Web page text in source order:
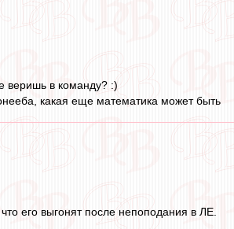
веришь в команду? :)
какая еще математика может быть
его выгонят после непоподания в ЛЕ.